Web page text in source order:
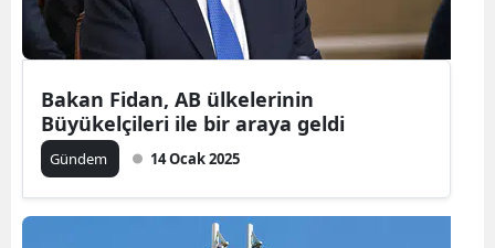
Bakan Fidan, AB ülkelerinin
Büyükelçileri ile bir araya geldi
Gündem 14 Ocak 2025